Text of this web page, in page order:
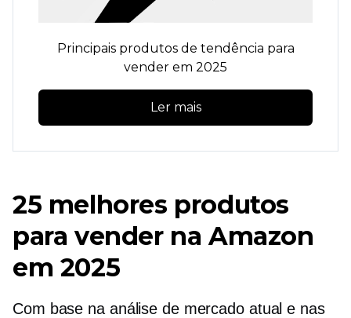
Principais produtos de tendência para
vender em 2025
Ler mais
25 melhores produtos
para vender na Amazon
em 2025
Com base na análise de mercado atual e nas